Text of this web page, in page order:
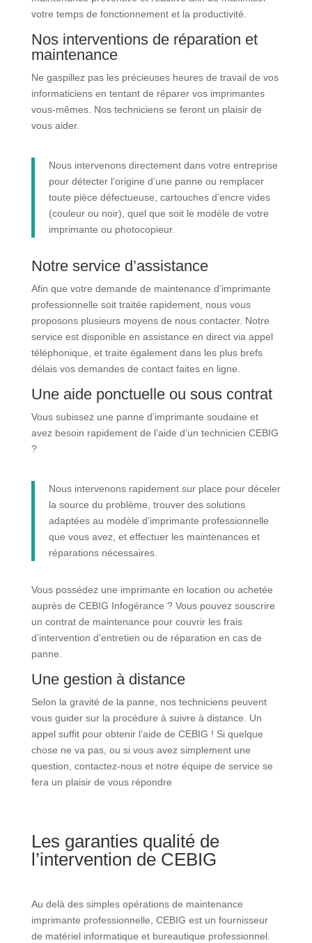
votre temps de fonctionnement et la productivité.
Nos interventions de réparation et
maintenance
Ne gaspillez pas les précieuses heures de travail de vos
informaticiens en tentant de réparer vos imprimantes
vous-mêmes. Nos techniciens se feront un plaisir de
vous aider.
Nous intervenons directement dans votre entreprise
pour détecter l’origine d’une panne ou remplacer
toute pièce défectueuse, cartouches d’encre vides
(couleur ou noir), quel que soit le modèle de votre
imprimante ou photocopieur.
Notre service d’assistance
Afin que votre demande de maintenance d’imprimante
professionnelle soit traitée rapidement, nous vous
proposons plusieurs moyens de nous contacter. Notre
service est disponible en assistance en direct via appel
téléphonique, et traite également dans les plus brefs
délais vos demandes de contact faites en ligne.
Une aide ponctuelle ou sous contrat
Vous subissez une panne d’imprimante soudaine et
avez besoin rapidement de l’aide d’un technicien CEBIG
?
Nous intervenons rapidement sur place pour déceler
la source du problème, trouver des solutions
adaptées au modèle d’imprimante professionnelle
que vous avez, et effectuer les maintenances et
réparations nécessaires.
Vous possédez une imprimante en location ou achetée
auprès de CEBIG Infogérance ? Vous pouvez souscrire
un contrat de maintenance pour couvrir les frais
d’intervention d’entretien ou de réparation en cas de
panne.
Une gestion à distance
Selon la gravité de la panne, nos techniciens peuvent
vous guider sur la procédure à suivre à distance. Un
appel suffit pour obtenir l’aide de CEBIG ! Si quelque
chose ne va pas, ou si vous avez simplement une
question, contactez-nous et notre équipe de service se
fera un plaisir de vous répondre
Les garanties qualité de
l’intervention de CEBIG
Au delà des simples opérations de maintenance
imprimante professionnelle, CEBIG est un fournisseur
de matériel informatique et bureautique professionnel.